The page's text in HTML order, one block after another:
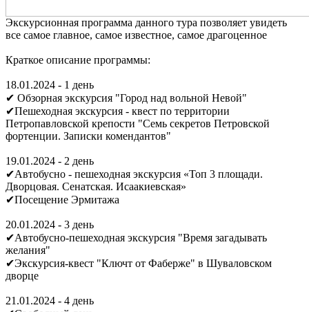
Экскурсионная программа данного тура позволяет увидеть
все самое главное, самое известное, самое драгоценное
Краткое описание программы:
18.01.2024 - 1 день
✔ Обзорная экскурсия "Город над вольной Невой"
✔Пешеходная экскурсия - квест по территории
Петропавловской крепости "Семь секретов Петровской
фортенции. Записки комендантов"
19.01.2024 - 2 день
✔Автобусно - пешеходная экскурсия «Топ 3 площади.
Дворцовая. Сенатская. Исаакиевская»
✔Посещение Эрмитажа
20.01.2024 - 3 день
✔Автобусно-пешеходная экскурсия "Время загадывать
желания"
✔Экскурсия-квест "Ключт от Фаберже" в Шуваловском
дворце
21.01.2024 - 4 день